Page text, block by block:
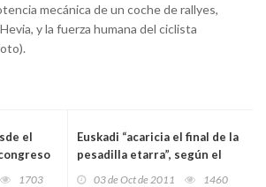
mecánica de un coche de rallyes,
y la fuerza humana del ciclista
el
1703
Euskadi “acaricia el final de la
pesadilla etarra”, según el
03 de Oct de 2011 1460